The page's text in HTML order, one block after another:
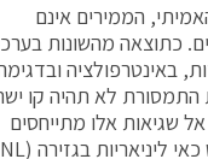
הממירים אינם
כתוצאה מהשונות
באינטרפולציה
התמסורת לא תהיה קו
אל שגיאות אלו מתייחסים